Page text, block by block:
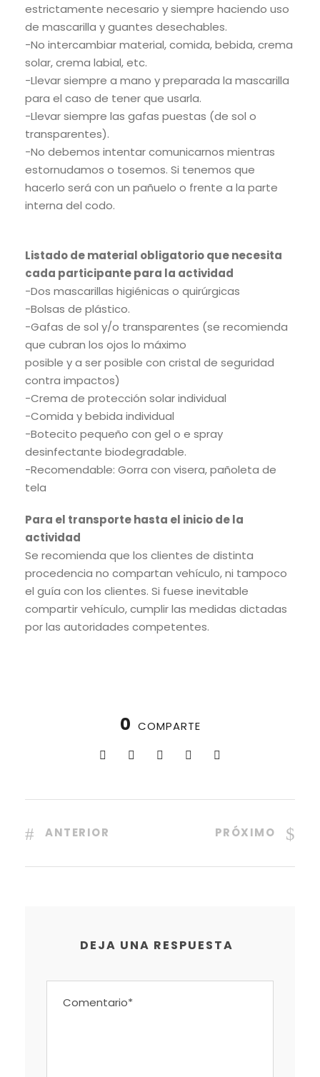
estrictamente necesario y siempre haciendo uso
de mascarilla y guantes desechables.
-No intercambiar material, comida, bebida, crema
solar, crema labial, etc.
-Llevar siempre a mano y preparada la mascarilla
para el caso de tener que usarla.
-Llevar siempre las gafas puestas (de sol o
transparentes).
-No debemos intentar comunicarnos mientras
estornudamos o tosemos. Si tenemos que
hacerlo será con un pañuelo o frente a la parte
interna del codo.
Listado de material obligatorio que necesita
cada participante para la actividad
-Dos mascarillas higiénicas o quirúrgicas
-Bolsas de plástico.
-Gafas de sol y/o transparentes (se recomienda
que cubran los ojos lo máximo
posible y a ser posible con cristal de seguridad
contra impactos)
-Crema de protección solar individual
-Comida y bebida individual
-Botecito pequeño con gel o e spray
desinfectante biodegradable.
-Recomendable: Gorra con visera, pañoleta de
tela
Para el transporte hasta el inicio de la
actividad
Se recomienda que los clientes de distinta
procedencia no compartan vehículo, ni tampoco
el guía con los clientes. Si fuese inevitable
compartir vehículo, cumplir las medidas dictadas
por las autoridades competentes.
0 COMPARTE
ANTERIOR PRÓXIMO
DEJA UNA RESPUESTA